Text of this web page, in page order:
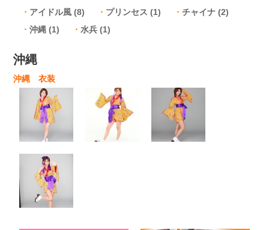
アイドル風 (8) プリンセス (1) チャイナ (2)
沖縄 (1) 水兵 (1)
沖縄
沖縄 衣装